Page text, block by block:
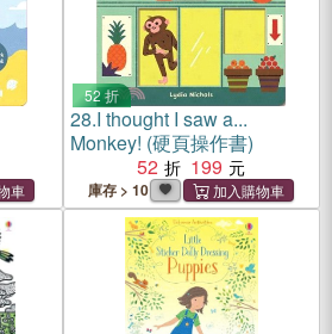
52 折
28.I thought I saw a...
Monkey! (硬頁操作書)
52
199
庫存 > 10